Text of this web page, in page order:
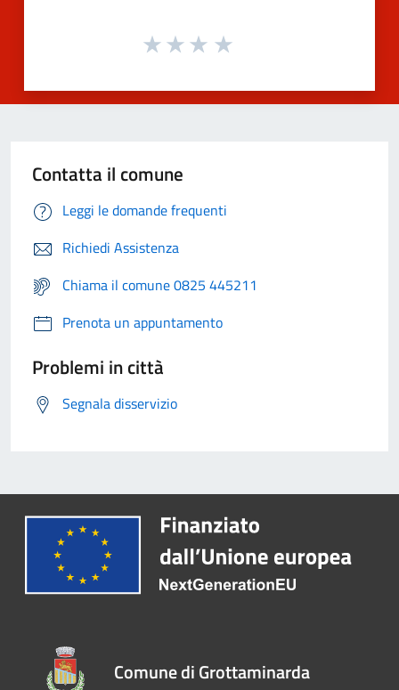
Contatta il comune
Leggi le domande frequenti
Richiedi Assistenza
Chiama il comune 0825 445211
Prenota un appuntamento
Problemi in città
Segnala disservizio
Comune di Grottaminarda